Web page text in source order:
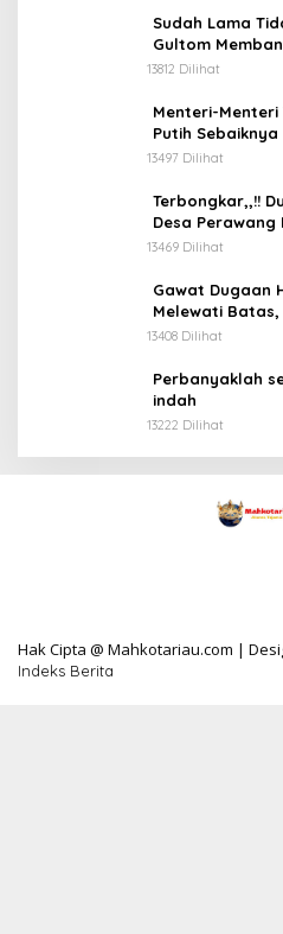
Sudah Lama
Gultom
Penimbunan BBM
13812 Dilihat
Menteri-Menteri
Putih
13497 Dilihat
Terbongkar,,!!
Desa
Tidak Jelas
13469 Dilihat
Gawat Dugaan
Melewati Batas,
ke APH dan
13408 Dilihat
Perbanyaklah
indah
13222 Dilihat
Hak Cipta @ Mahkotariau.com |
Indeks Berita